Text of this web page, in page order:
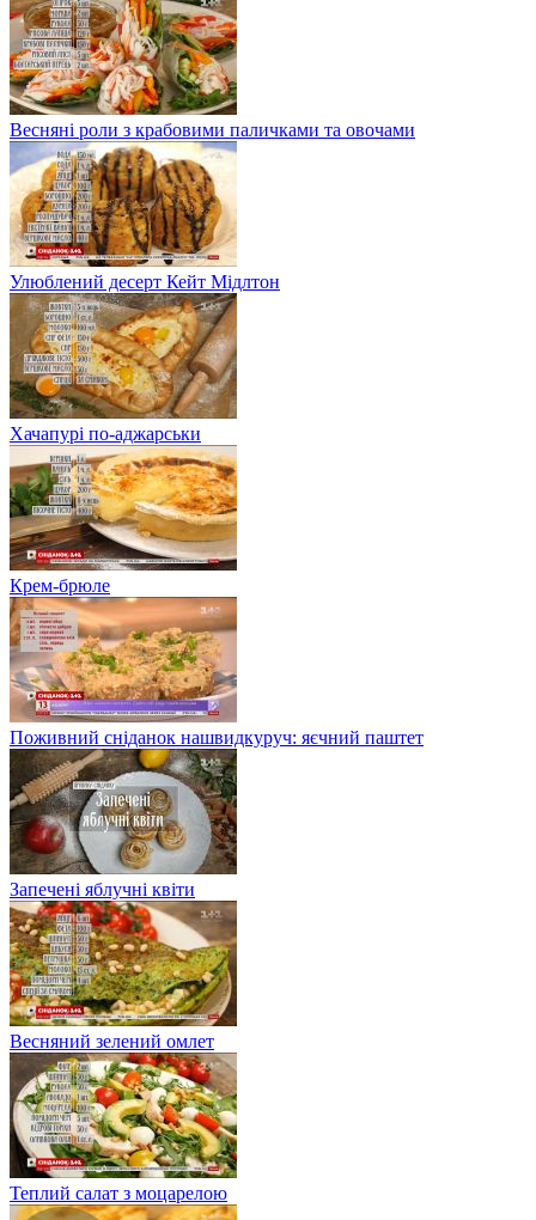
Весняні роли з крабовими паличками та овочами
Улюблений десерт Кейт Мідлтон
Хачапурі по-аджарськи
Крем-брюле
Поживний сніданок нашвидкуруч: яєчний паштет
Запечені яблучні квіти
Весняний зелений омлет
Теплий салат з моцарелою